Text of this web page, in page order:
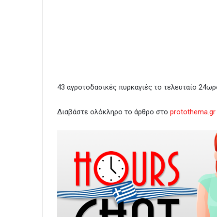
43 αγροτοδασικές πυρκαγιές το τελευταίο
Διαβάστε ολόκληρο το άρθρο στο protothema.gr